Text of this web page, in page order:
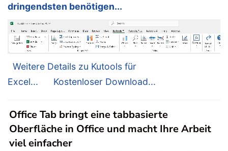
dringendsten benötigen...
Weitere Details zu Kutools für
Excel...
Kostenloser Download...
Office Tab bringt eine tabbasierte
Oberfläche in Office und macht Ihre Arbeit
viel einfacher